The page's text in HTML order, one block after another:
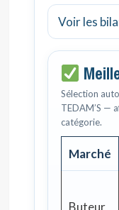
Voir les
Sélection
TEDAM’S —
catégorie.
Marché
Buteur